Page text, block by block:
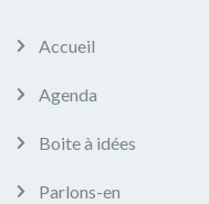
Accueil
Agenda
Boite à idées
Parlons-en